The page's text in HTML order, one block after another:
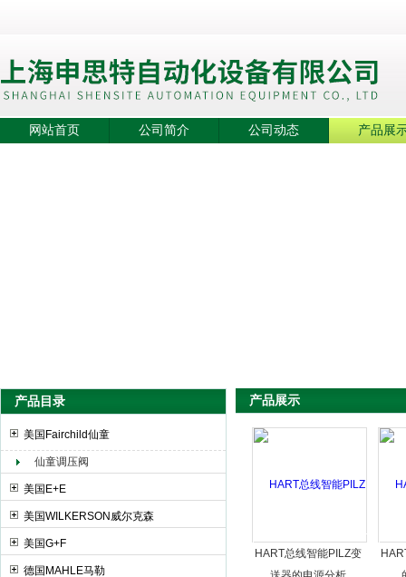
上海申思特自动化设备有限公司
网站首页 公司简介 公司动态 产品展
产品目录
美国Fairchild仙童
仙童调压阀
美国E+E
美国WILKERSON威尔克森
美国G+F
德国MAHLE马勒
产品展示
HART总线智能PILZ变